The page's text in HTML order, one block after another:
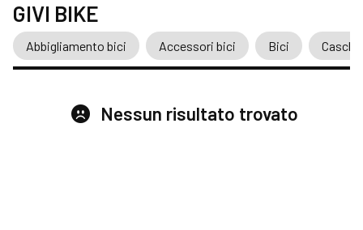
GIVI BIKE
Abbigliamento bici Accessori bici Bici Caschi
Nessun risultato trovato